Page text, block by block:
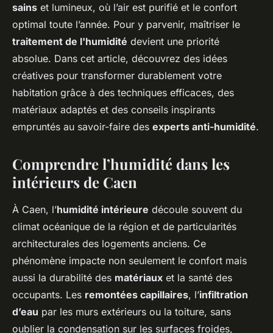
sains et lumineux, où l’air est purifié et le confort
optimal toute l’année. Pour y parvenir, maîtriser le
traitement de l'humidité devient une priorité
absolue. Dans cet article, découvrez des idées
créatives pour transformer durablement votre
habitation grâce à des techniques efficaces, des
matériaux adaptés et des conseils inspirants
empruntés au savoir-faire des experts anti-humidité.
Comprendre l’humidité dans les
intérieurs de Caen
À Caen, l’humidité intérieure découle souvent du
climat océanique de la région et de particularités
architecturales des logements anciens. Ce
phénomène impacte non seulement le confort mais
aussi la durabilité des matériaux et la santé des
occupants. Les remontées capillaires, l’infiltration
d’eau par les murs extérieurs ou la toiture, sans
oublier la condensation sur les surfaces froides,